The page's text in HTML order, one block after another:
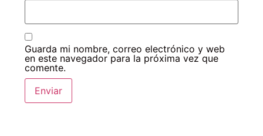
Guarda mi nombre, correo electrónico y web
en este navegador para la próxima vez que
comente.